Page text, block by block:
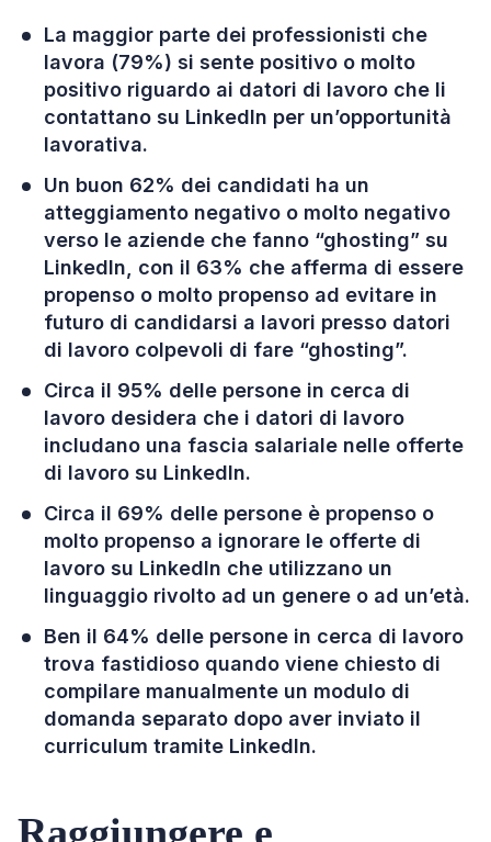
La maggior parte dei professionisti che
lavora (79%) si sente positivo o molto
positivo riguardo ai datori di lavoro che li
contattano su LinkedIn per un’opportunità
lavorativa.
Un buon 62% dei candidati ha un
atteggiamento negativo o molto negativo
verso le aziende che fanno “ghosting” su
LinkedIn, con il 63% che afferma di essere
propenso o molto propenso ad evitare in
futuro di candidarsi a lavori presso datori
di lavoro colpevoli di fare “ghosting”.
Circa il 95% delle persone in cerca di
lavoro desidera che i datori di lavoro
includano una fascia salariale nelle offerte
di lavoro su LinkedIn.
Circa il 69% delle persone è propenso o
molto propenso a ignorare le offerte di
lavoro su LinkedIn che utilizzano un
linguaggio rivolto ad un genere o ad un’età.
Ben il 64% delle persone in cerca di lavoro
trova fastidioso quando viene chiesto di
compilare manualmente un modulo di
domanda separato dopo aver inviato il
curriculum tramite LinkedIn.
Raggiungere e